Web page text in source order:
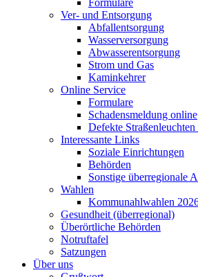
Formulare
Ver- und Entsorgung
Abfallentsorgung
Wasserversorgung
Abwasserentsorgung
Strom und Gas
Kaminkehrer
Online Service
Formulare
Schadensmeldung online
Defekte Straßenleuchten
Interessante Links
Soziale Einrichtungen
Behörden
Sonstige überregionale
Wahlen
Kommunahlwahlen
Gesundheit (überregional)
Überörtliche Behörden
Notruftafel
Satzungen
Über uns